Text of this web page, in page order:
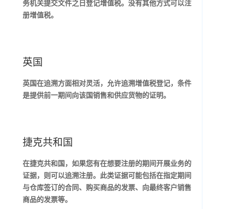
务机关提交文件之日登记增值税。没有其他方式可以注
册增值税。
英国
英国在追溯方面相对灵活，允许追溯增值税登记，条件
是提供前一期间向该国销售和供应货物的证明。
捷克共和国
在捷克共和国，如果您有在想要注册的期间开展业务的
证据，则可以追溯注册。此类证据可能包括在指定期间
与仓库签订的合同、购买商品的发票、向最终客户销售
商品的发票等。